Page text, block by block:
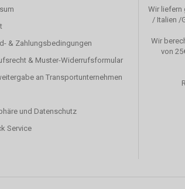
& Zahlungsbedingungen
& Muster-Widerrufsformular
an Transportunternehmen
und Datenschutz
Service
Wir liefern
/ Italien /
Wir
von